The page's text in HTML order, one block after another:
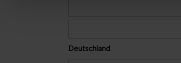
Deutschland